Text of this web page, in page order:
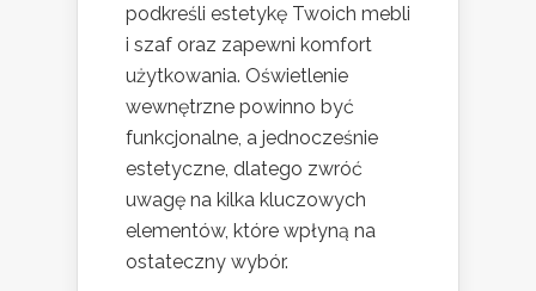
podkreśli estetykę Twoich mebli
i szaf oraz zapewni komfort
użytkowania. Oświetlenie
wewnętrzne powinno być
funkcjonalne, a jednocześnie
estetyczne, dlatego zwróć
uwagę na kilka kluczowych
elementów, które wpłyną na
ostateczny wybór.